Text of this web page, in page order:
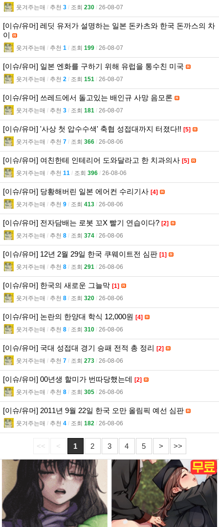
웃겨주는매 l 추천 3 l 조회 230 l 26-08-07
[이슈/유머] 레딧 유저가 설명하는 일본 돈카츠와 한국 돈까스의 차
이
웃겨주는매 l 추천 1 l 조회 199 l 26-08-07
[이슈/유머] 일본 엔화를 구하기 위해 유럽을 통수친 미국
웃겨주는매 l 추천 2 l 조회 151 l 26-08-07
[이슈/유머] 쓰레드에서 돌고있는 배인규 사망 음모론
웃겨주는매 l 추천 3 l 조회 181 l 26-08-07
[이슈/유머] '사상 첫 압수수색' 축협 성접대까지 터졌다!! [5]
웃겨주는매 l 추천 7 l 조회 366 l 26-08-06
[이슈/유머] 여친한테 인테리어 도와달라고 한 치과의사 [5]
웃겨주는매 l 추천 11 l 조회 396 l 26-08-06
[이슈/유머] 당황해버린 일본 에어컨 수리기사 [4]
웃겨주는매 l 추천 9 l 조회 413 l 26-08-06
[이슈/유머] 전자담배는 로봇 꼬X 빨기 연습이다? [2]
웃겨주는매 l 추천 8 l 조회 374 l 26-08-06
[이슈/유머] 12년 2월 29일 한국 쿠웨이트전 심판 [1]
웃겨주는매 l 추천 8 l 조회 291 l 26-08-06
[이슈/유머] 한국의 새로운 그늘막 [1]
웃겨주는매 l 추천 8 l 조회 320 l 26-08-06
[이슈/유머] 논란의 한양대 학식 12,000원 [4]
웃겨주는매 l 추천 8 l 조회 310 l 26-08-06
[이슈/유머] 국대 성접대 경기 승패 전적 총 정리 [2]
웃겨주는매 l 추천 7 l 조회 273 l 26-08-06
[이슈/유머] 00년생 할미가 번따당했는데 [2]
웃겨주는매 l 추천 8 l 조회 305 l 26-08-06
[이슈/유머] 2011년 9월 22일 한국 오만 올림픽 예선 심판
웃겨주는매 l 추천 4 l 조회 182 l 26-08-06
<< < 1 2 3 4 5 > >>